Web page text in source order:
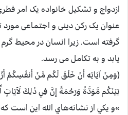
ازدواج و تشکیل خانواده یک امر
عنوان یک رکن دینی و اجتماعی مورد
گرفته است. زیرا انسان در محیط
یابد و به تکامل می رسد.
(وَمِنْ آيَاتِهِ أَنْ خَلَقَ لَكُم مِّنْ أَنفُسِكُمْ
بَيْنَكُم مَّوَدَّةً وَرَحْمَةً إِنَّ فِي ذَلِكَ لَآيَاتٍ
»و يكي از نشانه‌هاي الله اين است